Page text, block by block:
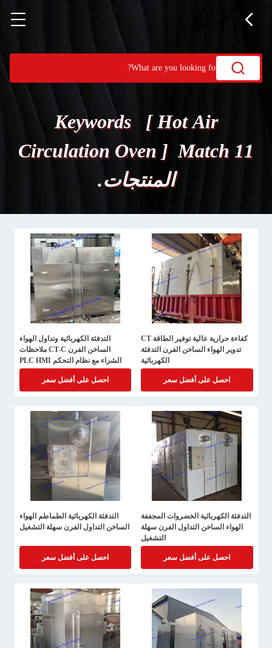
Keywords [ Hot Air
Circulation Oven ] Match 11
المنتجات.
كفاءة حرارية عالية توفير الطاقة CT
تدوير الهواء الساخن الفرن التدفئة
الكهربائية
احصل على أفضل سعر
التدفئة الكهربائية وتداول الهواء
الساخن الفرن CT-C ملاحظات
الشراء مع نظام التحكم PLC HMI
احصل على أفضل سعر
التدفئة الكهربائية الخضروات المجففة
الهواء الساخن التداول الفرن سهلة
التشغيل
احصل على أفضل سعر
التدفئة الكهربائية الطماطم الهواء
الساخن التداول الفرن سهلة التشغيل
احصل على أفضل سعر